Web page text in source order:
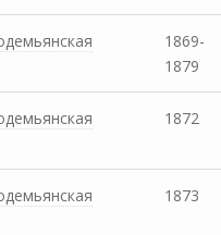
1869-
1879
1872
1873